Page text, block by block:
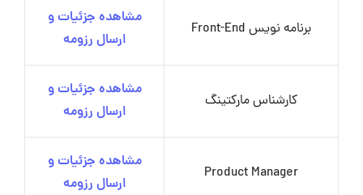
برنامه نویس Front-End
مشاهده جزئیات و
ارسال رزومه
کارشناس مارکتینگ
مشاهده جزئیات و
ارسال رزومه
Product Manager
مشاهده جزئیات و
ارسال رزومه